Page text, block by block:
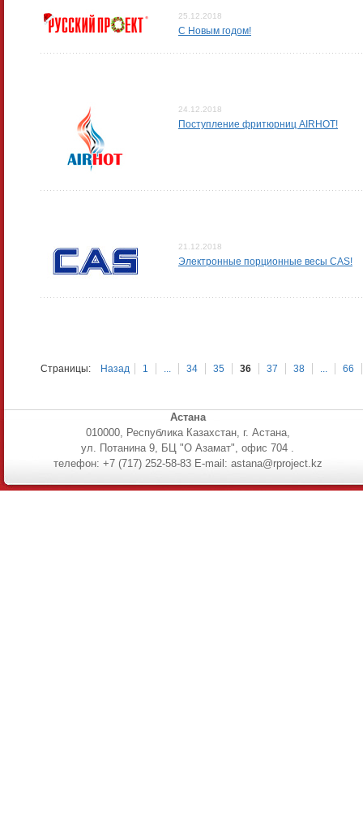
25.12.2018
С Новым годом!
24.12.2018
Поступление фритюрниц AIRHOT!
21.12.2018
Электронные порционные весы CAS!
Страницы: Назад 1 ... 34 35 36 37 38 ... 66
Астана
010000, Республика Казахстан, г. Астана,
ул. Потанина 9, БЦ "О Азамат", офис 704 .
телефон: +7 (717) 252-58-83 E-mail: astana@rproject.kz